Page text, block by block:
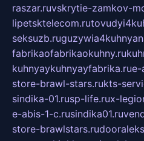
raszar.ruvskrytie-zamkov-
lipetsktelecom.ru
seksuzb.ru
fabrikaofabrikaokuhny.ru
kuhnyaykuhnyayfabrika.rue-
store-brawl-stars.rukts-
sindika-01.rusp-life.rux-
e-abis-1-c.rusindika01.ru
store-brawlstars.ru